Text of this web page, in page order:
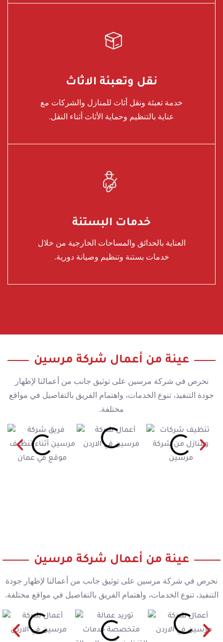
نقل وتعبئة الاثاث
خدمة تعبئة ونقل أثاث للمنازل والشركات مع
عناية بالتنظيم وحماية الأثاث أثناء النقل.
خدمات البستنة
العناية بالحدائق والمساحات الخارجية من خلال
خدمات بستنة وتنظيم وصيانة دورية.
عينة من أعمال شركة مرسين
نحرص في شركة مرسين على توثيق جانب من أعمالنا لإظهار
جودة التنفيذ، تنوع الخدمات، واهتمام الفريق بالتفاصيل في مواقع
مختلفة.
عينة من أعمال شركة مرسين
نحرص في شركة مرسين على توثيق جانب من أعمالنا لإظهار جودة
التنفيذ، تنوع الخدمات، واهتمام الفريق بالتفاصيل في مواقع مختلفة.